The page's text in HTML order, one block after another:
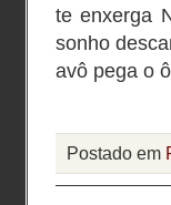
te enxerga
sonho
avô pega o
Postado em